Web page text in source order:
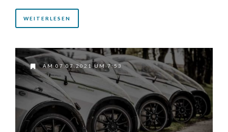
WEITERLESEN
AM 07.07.2021 UM 7:53